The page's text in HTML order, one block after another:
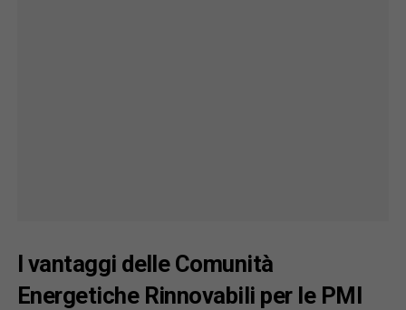
I vantaggi delle Comunità
Energetiche Rinnovabili per le PMI